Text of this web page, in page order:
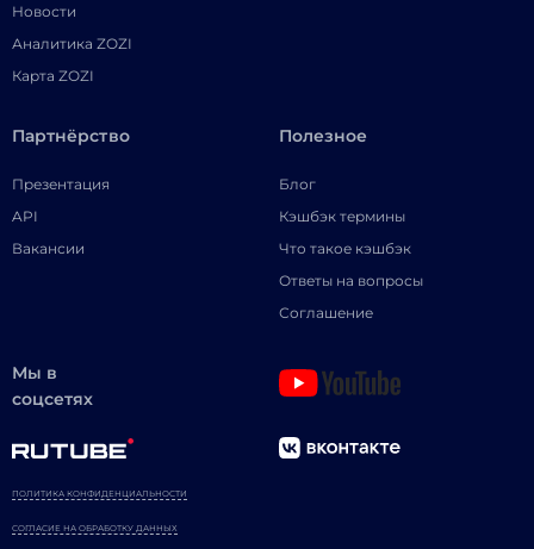
Новости
Аналитика ZOZI
Карта ZOZI
Партнёрство
Презентация
API
Вакансии
Полезное
Блог
Кэшбэк термины
Что такое кэшбэк
Ответы на вопросы
Соглашение
Мы в
соцсетях
ПОЛИТИКА КОНФИДЕНЦИАЛЬНОСТИ
СОГЛАСИЕ НА ОБРАБОТКУ ДАННЫХ